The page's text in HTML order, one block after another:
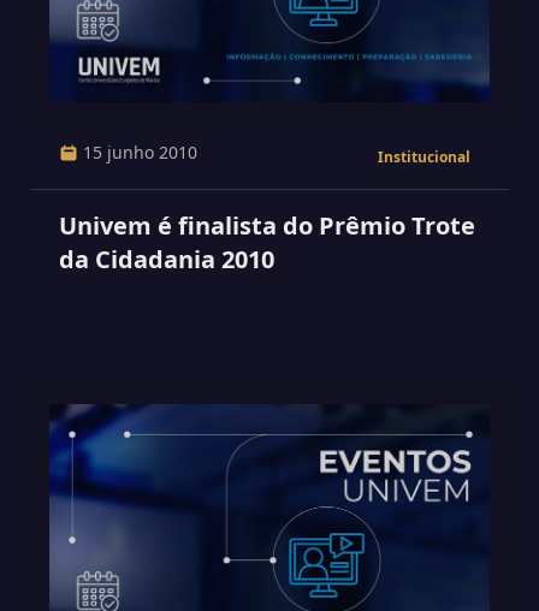
15 junho 2010 Institucional
Univem é finalista do Prêmio Trote
da Cidadania 2010